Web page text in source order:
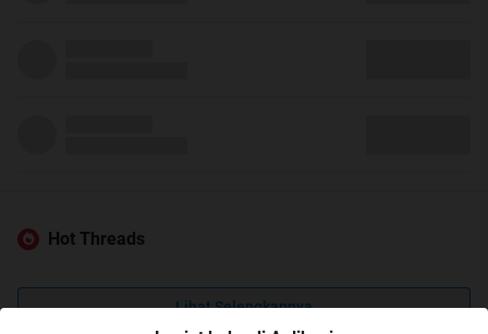
Hot Threads
Lihat Selengkapnya